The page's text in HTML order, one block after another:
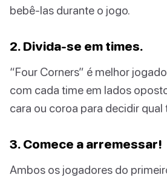
bebê-las durante o jogo.
2. Divida-se em times.
“Four Corners” é melhor
com cada time em lados
cara ou coroa para decidir qual
3. Comece a arremessar!
Ambos os jogadores do